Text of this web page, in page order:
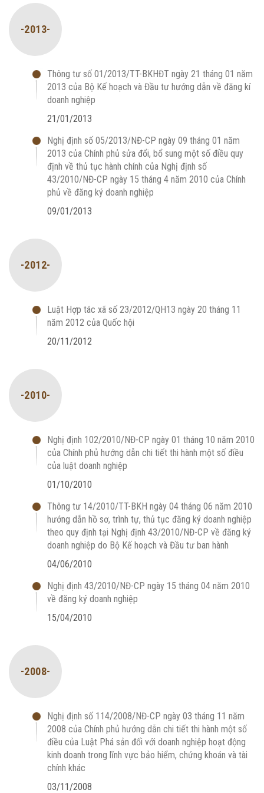
-2013-
Thông tư số 01/2013/TT-BKHĐT ngày 21 tháng 01 năm
2013 của Bộ Kế hoạch và Đầu tư hướng dẫn về đăng kí
doanh nghiệp
21/01/2013
Nghị định số 05/2013/NĐ-CP ngày 09 tháng 01 năm
2013 của Chính phủ sửa đổi, bổ sung một số điều quy
định về thủ tục hành chính của Nghị định số
43/2010/NĐ-CP ngày 15 tháng 4 năm 2010 của Chính
phủ về đăng ký doanh nghiệp
09/01/2013
-2012-
Luật Hợp tác xã số 23/2012/QH13 ngày 20 tháng 11
năm 2012 của Quốc hội
20/11/2012
-2010-
Nghị định 102/2010/NĐ-CP ngày 01 tháng 10 năm 2010
của Chính phủ hướng dẫn chi tiết thi hành một số điều
của luật doanh nghiệp
01/10/2010
Thông tư 14/2010/TT-BKH ngày 04 tháng 06 năm 2010
hướng dẫn hồ sơ, trình tự, thủ tục đăng ký doanh nghiệp
theo quy định tại Nghị định 43/2010/NĐ-CP về đăng ký
doanh nghiệp do Bộ Kế hoạch và Đầu tư ban hành
04/06/2010
Nghị định 43/2010/NĐ-CP ngày 15 tháng 04 năm 2010
về đăng ký doanh nghiệp
15/04/2010
-2008-
Nghị định số 114/2008/NĐ-CP ngày 03 tháng 11 năm
2008 của Chính phủ hướng dẫn chi tiết thi hành một số
điều của Luật Phá sản đối với doanh nghiệp hoạt động
kinh doanh trong lĩnh vực bảo hiểm, chứng khoán và tài
chính khác
03/11/2008